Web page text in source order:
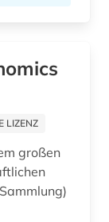
fid ost-, ostmittel- und südosteuropa (1)
LIZENZ
großen